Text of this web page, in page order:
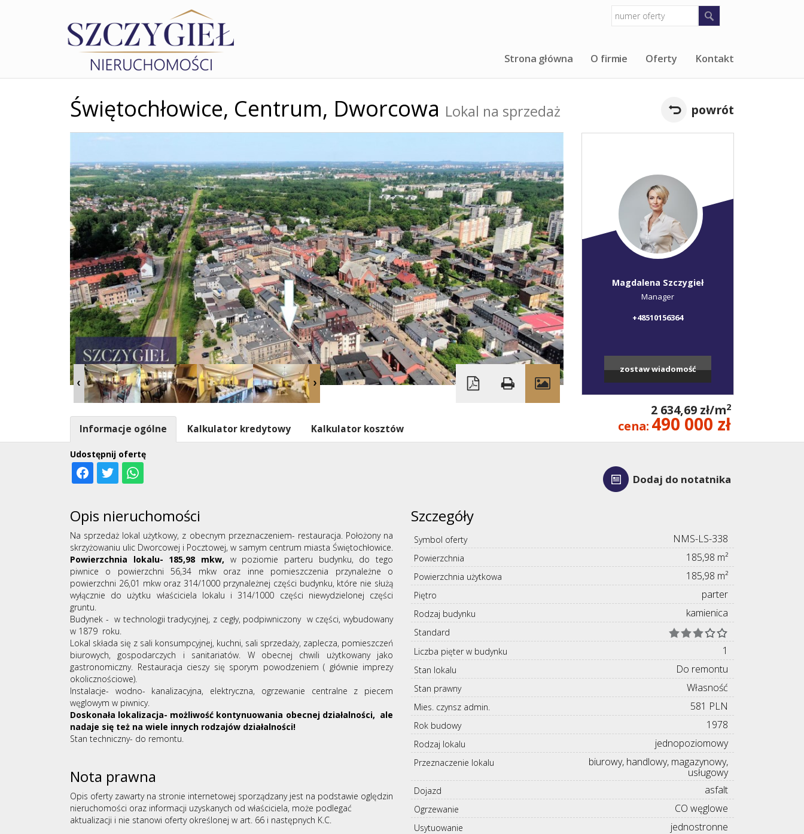
Strona główna O firmie Oferty Kontakt
Świętochłowice, Centrum, Dworcowa Lokal na sprzedaż powrót
Magdalena Szczygieł
Manager
+48510156364
zostaw wiadomość
2 634,69 zł/m2
cena: 490 000 zł
Dodaj do notatnika
Udostępnij ofertę
Informacje ogólne Kalkulator kredytowy Kalkulator kosztów
Opis nieruchomości
Na sprzedaż lokal użytkowy, z obecnym przeznaczeniem- restauracja. Położony na
skrzyżowaniu ulic Dworcowej i Pocztowej, w samym centrum miasta Świętochłowice.
Powierzchnia lokalu- 185,98 mkw, w poziomie parteru budynku, do tego
piwnice o powierzchni 56,34 mkw oraz inne pomieszczenia przynależne o
powierzchni 26,01 mkw oraz 314/1000 przynależnej części budynku, które nie służą
wyłącznie do użytku właściciela lokalu i 314/1000 części niewydzielonej części
gruntu.
Budynek - w technologii tradycyjnej, z cegły, podpiwniczony w części, wybudowany
w 1879 roku.
Lokal składa się z sali konsumpcyjnej, kuchni, sali sprzedaży, zaplecza, pomieszczeń
biurowych, gospodarczych i sanitariatów. W obecnej chwili użytkowany jako
gastronomiczny. Restauracja cieszy się sporym powodzeniem ( głównie imprezy
okolicznościowe).
Instalacje- wodno- kanalizacyjna, elektryczna, ogrzewanie centralne z piecem
węglowym w piwnicy.
Doskonała lokalizacja- możliwość kontynuowania obecnej działalności, ale
nadaje się też na wiele innych rodzajów działalności!
Stan techniczny- do remontu.
Nota prawna
Opis oferty zawarty na stronie internetowej sporządzany jest na podstawie oględzin
nieruchomości oraz informacji uzyskanych od właściciela, może podlegać
aktualizacji i nie stanowi oferty określonej w art. 66 i następnych K.C.
Szczegóły
Symbol oferty NMS-LS-338
Powierzchnia 185,98 m²
Powierzchnia użytkowa 185,98 m²
Piętro parter
Rodzaj budynku kamienica
Standard
Liczba pięter w budynku
1
Stan lokalu Do remontu
Stan prawny Własność
Mies. czynsz admin. 581 PLN
Rok budowy 1978
Rodzaj lokalu jednopoziomowy
Przeznaczenie lokalu
biurowy, handlowy, magazynowy,
usługowy
Dojazd asfalt
Ogrzewanie CO węglowe
Usytuowanie jednostronne